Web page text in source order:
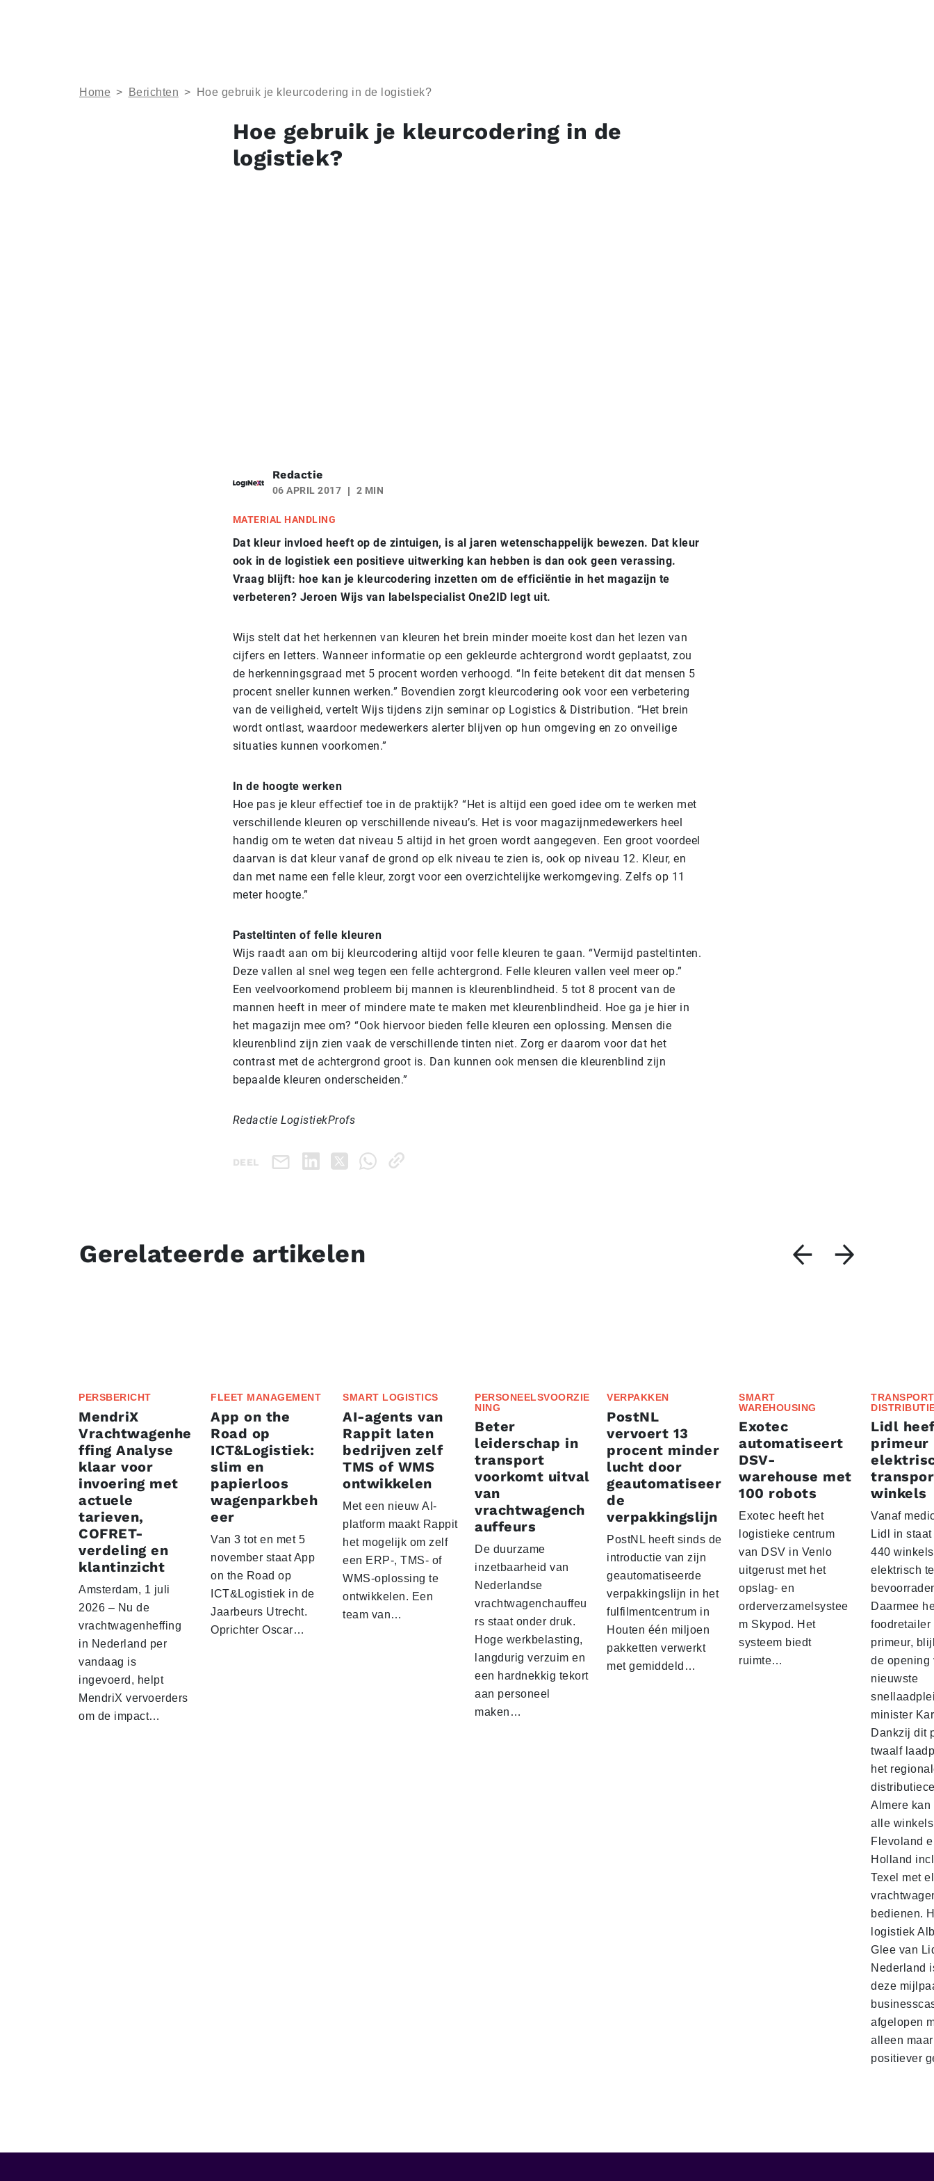
Home > Berichten > Hoe gebruik je kleurcodering in de logistiek?
Hoe gebruik je kleurcodering in de
logistiek?
Redactie
06 APRIL 2017 2 MIN
MATERIAL HANDLING
Dat kleur invloed heeft op de zintuigen, is al jaren wetenschappelijk bewezen. Dat kleur
ook in de logistiek een positieve uitwerking kan hebben is dan ook geen verassing.
Vraag blijft: hoe kan je kleurcodering inzetten om de efficiëntie in het magazijn te
verbeteren? Jeroen Wijs van labelspecialist One2ID legt uit.
Wijs stelt dat het herkennen van kleuren het brein minder moeite kost dan het lezen van
cijfers en letters. Wanneer informatie op een gekleurde achtergrond wordt geplaatst, zou
de herkenningsgraad met 5 procent worden verhoogd. “In feite betekent dit dat mensen 5
procent sneller kunnen werken.” Bovendien zorgt kleurcodering ook voor een verbetering
van de veiligheid, vertelt Wijs tijdens zijn seminar op Logistics & Distribution. “Het brein
wordt ontlast, waardoor medewerkers alerter blijven op hun omgeving en zo onveilige
situaties kunnen voorkomen.”
In de hoogte werken
Hoe pas je kleur effectief toe in de praktijk? “Het is altijd een goed idee om te werken met
verschillende kleuren op verschillende niveau’s. Het is voor magazijnmedewerkers heel
handig om te weten dat niveau 5 altijd in het groen wordt aangegeven. Een groot voordeel
daarvan is dat kleur vanaf de grond op elk niveau te zien is, ook op niveau 12. Kleur, en
dan met name een felle kleur, zorgt voor een overzichtelijke werkomgeving. Zelfs op 11
meter hoogte.”
Pasteltinten of felle kleuren
Wijs raadt aan om bij kleurcodering altijd voor felle kleuren te gaan. “Vermijd pasteltinten.
Deze vallen al snel weg tegen een felle achtergrond. Felle kleuren vallen veel meer op.”
Een veelvoorkomend probleem bij mannen is kleurenblindheid. 5 tot 8 procent van de
mannen heeft in meer of mindere mate te maken met kleurenblindheid. Hoe ga je hier in
het magazijn mee om? “Ook hiervoor bieden felle kleuren een oplossing. Mensen die
kleurenblind zijn zien vaak de verschillende tinten niet. Zorg er daarom voor dat het
contrast met de achtergrond groot is. Dan kunnen ook mensen die kleurenblind zijn
bepaalde kleuren onderscheiden.”
Redactie LogistiekProfs
DEEL
Gerelateerde artikelen
PERSBERICHT
MendriX
Vrachtwagenhe
ffing Analyse
klaar voor
invoering met
actuele
tarieven,
COFRET-
verdeling en
klantinzicht
Amsterdam, 1 juli
2026 – Nu de
vrachtwagenheffing
in Nederland per
vandaag is
ingevoerd, helpt
MendriX vervoerders
om de impact…
FLEET MANAGEMENT
App on the
Road op
ICT&Logistiek:
slim en
papierloos
wagenparkbeh
eer
Van 3 tot en met 5
november staat App
on the Road op
ICT&Logistiek in de
Jaarbeurs Utrecht.
Oprichter Oscar…
SMART LOGISTICS
AI-agents van
Rappit laten
bedrijven zelf
TMS of WMS
ontwikkelen
Met een nieuw AI-
platform maakt Rappit
het mogelijk om zelf
een ERP-, TMS- of
WMS-oplossing te
ontwikkelen. Een
team van…
PERSONEELSVOORZIE
NING
Beter
leiderschap in
transport
voorkomt uitval
van
vrachtwagench
auffeurs
De duurzame
inzetbaarheid van
Nederlandse
vrachtwagenchauffeu
rs staat onder druk.
Hoge werkbelasting,
langdurig verzuim en
een hardnekkig tekort
aan personeel
maken…
VERPAKKEN
PostNL
vervoert 13
procent minder
lucht door
geautomatiseer
de
verpakkingslijn
PostNL heeft sinds de
introductie van zijn
geautomatiseerde
verpakkingslijn in het
fulfilmentcentrum in
Houten één miljoen
pakketten verwerkt
met gemiddeld…
SMART
WAREHOUSING
Exotec
automatiseert
DSV-
warehouse met
100 robots
Exotec heeft het
logistieke centrum
van DSV in Venlo
uitgerust met het
opslag- en
orderverzamelsystee
m Skypod. Het
systeem biedt
ruimte…
Lidl
primeur
winkels
Vanaf
Lidl in
440 winkels
elektrisch te
Daarmee
foodretailer
primeur,
de opening
nieuwste
minister
Dankzij dit
twaalf
het
Almere
alle
Flevoland
Holland
Texel met
bedienen.
logistiek
Glee van
Nederland
deze
afgelopen
alleen maar
positiever